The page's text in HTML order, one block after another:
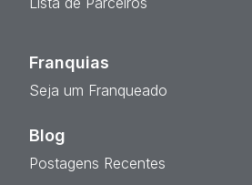
Franquias
Seja um Franqueado
Blog
Postagens Recentes